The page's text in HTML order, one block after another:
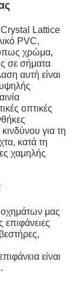
Crystal Lattice
PVC,
όπως χρώμα,
σε σήματα
αυτή είναι
οπτικές
για τη
κατά τη
χαμηλής
οχημάτων μας
επιφάνειες
είναι